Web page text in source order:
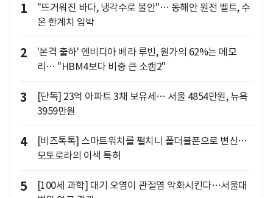
1
"뜨거워진 바다, 냉각수로 불안"… 동해안 원전 벨트, 수
온 한계치 임박
2
'본격 출하' 엔비디아 베라 루빈, 원가의 62%는 메모
리… "HBM4보다 비중 큰 소캠2"
3
[단독] 23억 아파트 3채 보유세… 서울 4854만원, 뉴욕
3959만원
4
[비즈톡톡] 스마트워치를 펼치니 폴더블폰으로 변신…
모토로라의 이색 특허
5
[100세 과학] 대기 오염이 관절염 악화시킨다…서울대